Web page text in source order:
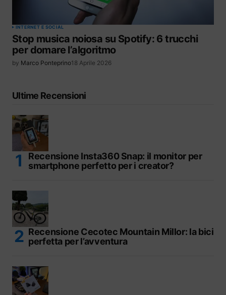
INTERNET E SOCIAL
Stop musica noiosa su Spotify: 6 trucchi
per domare l’algoritmo
by Marco Ponteprino18 Aprile 2026
Ultime Recensioni
Recensione Insta360 Snap: il monitor per
smartphone perfetto per i creator?
Recensione Cecotec Mountain Millor: la bici
perfetta per l’avventura